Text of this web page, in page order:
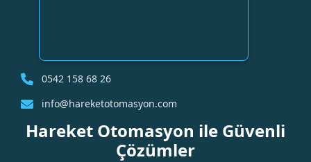
0542 158 68 26
info@hareketotomasyon.com
Hareket Otomasyon ile Güvenli
Çözümler